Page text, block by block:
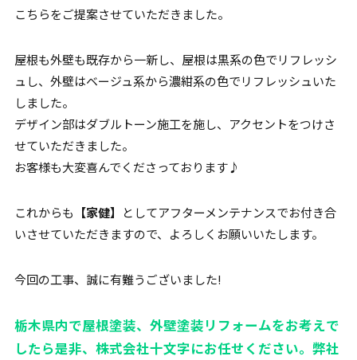
こちらをご提案させていただきました。
屋根も外壁も既存から一新し、屋根は黒系の色でリフレッシ
ュし、外壁はベージュ系から濃紺系の色でリフレッシュいた
しました。
デザイン部はダブルトーン施工を施し、アクセントをつけさ
せていただきました。
お客様も大変喜んでくださっております♪
これからも 【家健】
としてアフターメンテナンスでお付き合
いさせていただきますので、よろしくお願いいたします。
今回の工事、誠に有難うございました!
栃木県内で屋根塗装、外壁塗装リフォームをお考えで
したら是非、株式会社十文字にお任せください。弊社